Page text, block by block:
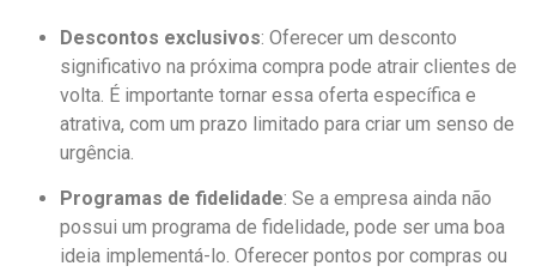
Descontos exclusivos: Oferecer um desconto
significativo na próxima compra pode atrair clientes de
volta. É importante tornar essa oferta específica e
atrativa, com um prazo limitado para criar um senso de
urgência.
Programas de fidelidade: Se a empresa ainda não
possui um programa de fidelidade, pode ser uma boa
ideia implementá-lo. Oferecer pontos por compras ou